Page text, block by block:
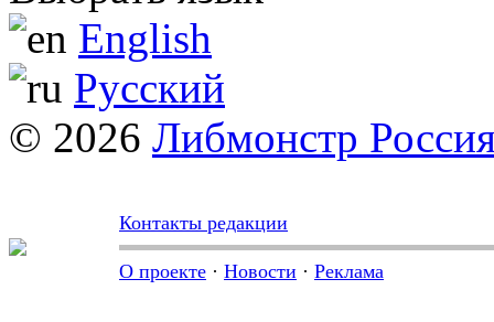
English
Русский
© 2026 Либмонстр
Контакты редакции
О проекте · Новости · Реклама